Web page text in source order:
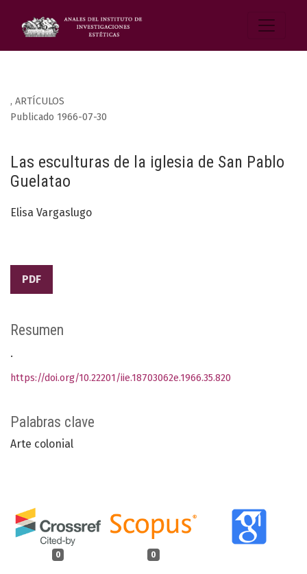
, ARTÍCULOS
Las esculturas de la iglesia de San Pablo
Guelatao
Publicado 1966-07-30
Elisa Vargaslugo
PDF
Palabras clave
Arte colonial
0 0
Resumen
.
https://doi.org/10.22201/iie.18703062e.1966.35.820